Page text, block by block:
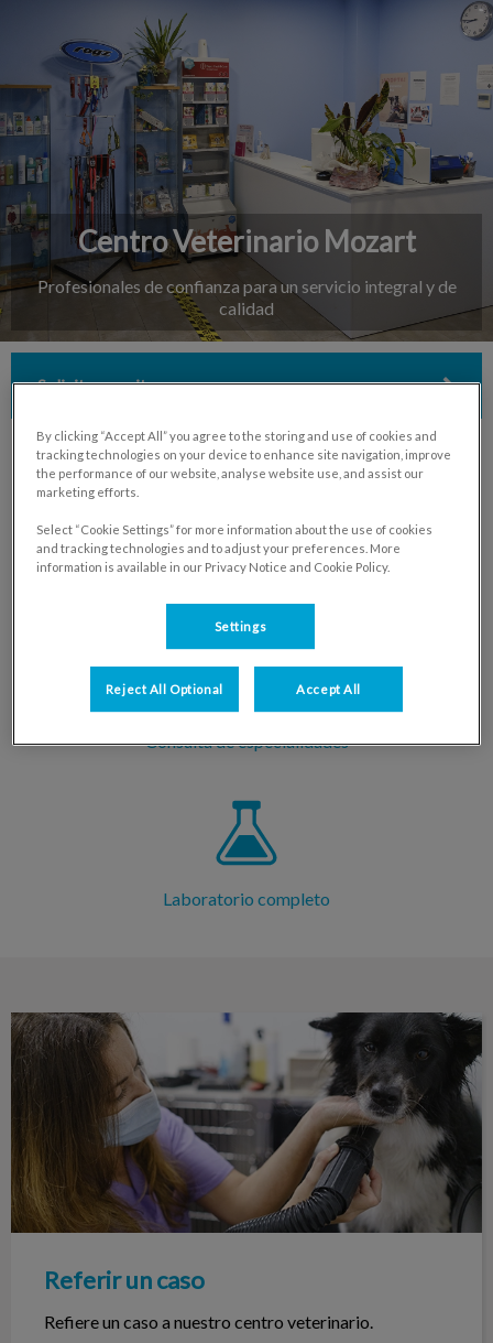
Centro Veterinario Mozart
Profesionales de confianza para un servicio integral y de
calidad
Solicita una cita
Consulta de especialidades
Laboratorio completo
Referir un caso
Referir un caso
Refiere un caso a nuestro centro veterinario.
By clicking “Accept All” you agree to the storing and use of cookies and
tracking technologies on your device to enhance site navigation, improve
the performance of our website, analyse website use, and assist our
marketing efforts.
Select “Cookie Settings” for more information about the use of cookies
and tracking technologies and to adjust your preferences. More
information is available in our Privacy Notice and Cookie Policy.
Settings
Reject All Optional Accept All